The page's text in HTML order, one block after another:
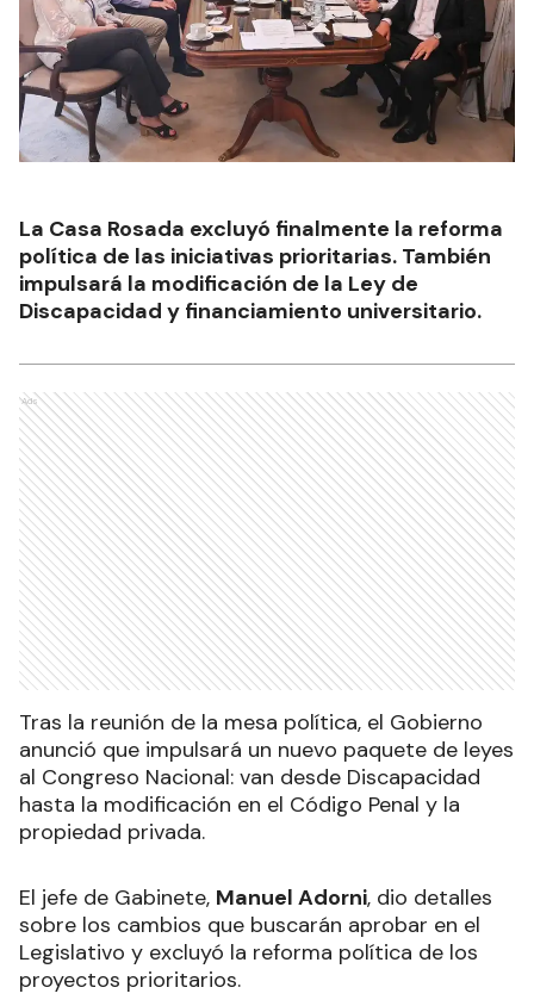
La Casa Rosada excluyó finalmente la reforma
política de las iniciativas prioritarias. También
impulsará la modificación de la Ley de
Discapacidad y financiamiento universitario.
Ads
Tras la reunión de la mesa política, el Gobierno
anunció que impulsará un nuevo paquete de leyes
al Congreso Nacional: van desde Discapacidad
hasta la modificación en el Código Penal y la
propiedad privada.
El jefe de Gabinete, Manuel Adorni, dio detalles
sobre los cambios que buscarán aprobar en el
Legislativo y excluyó la reforma política de los
proyectos prioritarios.